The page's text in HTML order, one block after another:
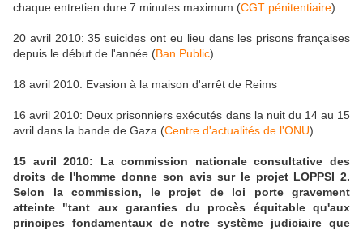
chaque entretien dure 7 minutes maximum (CGT pénitentiaire)
20 avril 2010: 35 suicides ont eu lieu dans les prisons françaises
depuis le début de l'année (Ban Public)
18 avril 2010: Evasion à la maison d'arrêt de Reims
16 avril 2010: Deux prisonniers exécutés dans la nuit du 14 au 15
avril dans la bande de Gaza (Centre d'actualités de l'ONU)
15 avril 2010: La commission nationale consultative des
droits de l'homme donne son avis sur le projet LOPPSI 2.
Selon la commission, le projet de loi porte gravement
atteinte "tant aux garanties du procès équitable qu'aux
principes fondamentaux de notre système judiciaire que